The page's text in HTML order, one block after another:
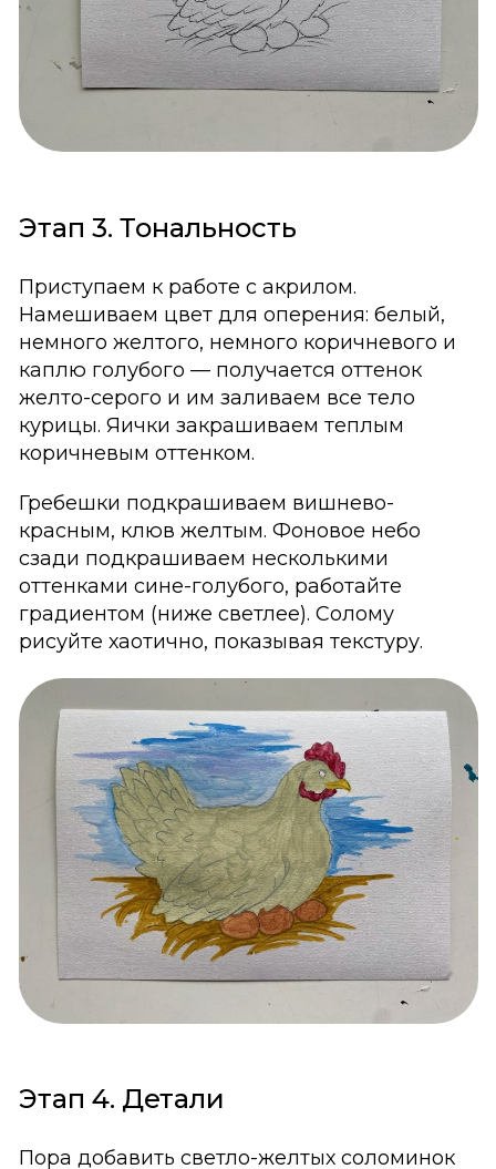
Этап 3. Тональность
Приступаем к работе с акрилом.
Намешиваем цвет для оперения: белый,
немного желтого, немного коричневого и
каплю голубого — получается оттенок
желто-серого и им заливаем все тело
курицы. Яички закрашиваем теплым
коричневым оттенком.
Гребешки подкрашиваем вишнево-
красным, клюв желтым. Фоновое небо
сзади подкрашиваем несколькими
оттенками сине-голубого, работайте
градиентом (ниже светлее). Солому
рисуйте хаотично, показывая текстуру.
Этап 4. Детали
Пора добавить светло-желтых соломинок